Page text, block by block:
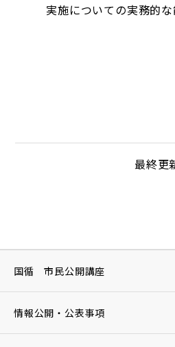
実施についての実務的な
最終更
国循 市民公開講座
情報公開・公表事項